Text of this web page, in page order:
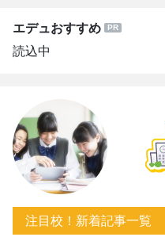
エデュおすすめ
読込中
注目校！新着記事一覧